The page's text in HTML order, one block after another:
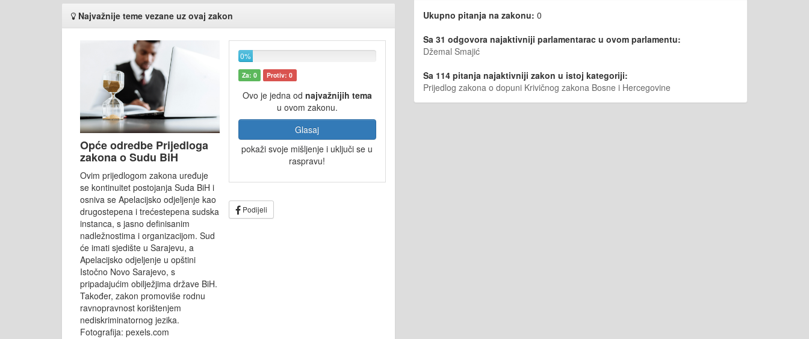
Najvažnije teme vezane uz ovaj zakon
Opće odredbe Prijedloga
zakona o Sudu BiH
Ovim prijedlogom zakona uređuje
se kontinuitet postojanja Suda BiH i
osniva se Apelacijsko odjeljenje kao
drugostepena i trećestepena sudska
instanca, s jasno definisanim
nadležnostima i organizacijom. Sud
će imati sjedište u Sarajevu, a
Apelacijsko odjeljenje u opštini
Istočno Novo Sarajevo, s
pripadajućim obilježjima države BiH.
Također, zakon promoviše rodnu
ravnopravnost korištenjem
nediskriminatornog jezika.
Fotografija: pexels.com
0%
Za: 0 Protiv: 0
Ovo je jedna od najvažnijih tema
u ovom zakonu.
Glasaj
pokaži svoje mišljenje i uključi se u
raspravu!
Podijeli
Ukupno pitanja na zakonu: 0
Sa 31 odgovora najaktivniji parlamentarac u ovom parlamentu:
Džemal Smajić
Sa 114 pitanja najaktivniji zakon u istoj kategoriji:
Prijedlog zakona o dopuni Krivičnog zakona Bosne i Hercegovine